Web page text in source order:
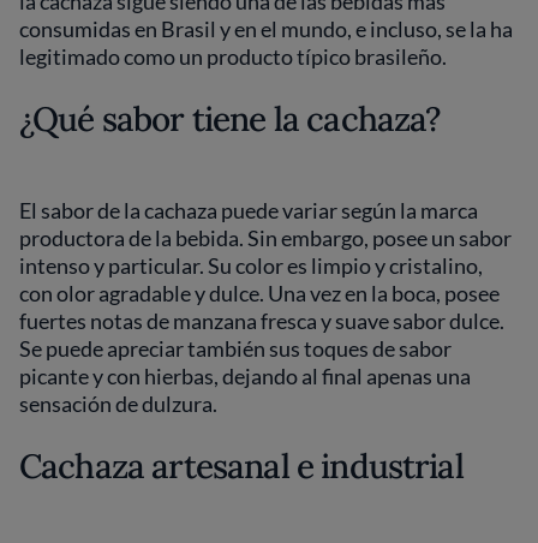
consumidas en Brasil y en el mundo, e incluso, se la ha
legitimado como un producto típico brasileño.
¿Qué sabor tiene la cachaza?
El sabor de la cachaza puede variar según la marca
productora de la bebida. Sin embargo, posee un sabor
intenso y particular. Su color es limpio y cristalino,
con olor agradable y dulce. Una vez en la boca, posee
fuertes notas de manzana fresca y suave sabor dulce.
Se puede apreciar también sus toques de sabor
picante y con hierbas, dejando al final apenas una
sensación de dulzura.
Cachaza artesanal e industrial